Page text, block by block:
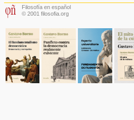
Filosofía en español
© 2001 filosofia.org